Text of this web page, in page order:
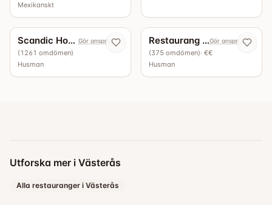
Mexikanskt
4.6
Scandic Hotell - Restaurang köksbaren Gör anspråk nu
(1261 omdömen)
Husman
1 guide 4.5
Restaurang ÅnganGör anspråk nu
(375 omdömen)· €€
Husman
Utforska mer i Västerås
Alla restauranger i Västerås